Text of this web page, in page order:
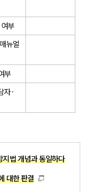
부
뉴얼
부
자·
지법 개념과 동일하다
대한 판결